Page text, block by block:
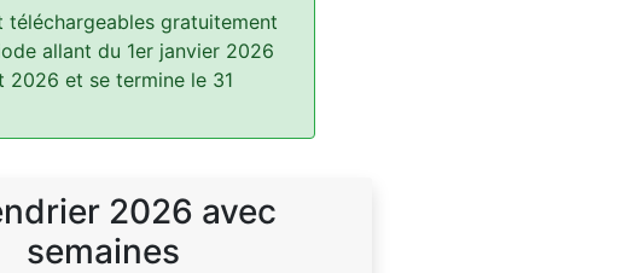
téléchargeables gratuitement
allant du 1er janvier 2026
2026 et se termine le 31
2026 avec
semaines